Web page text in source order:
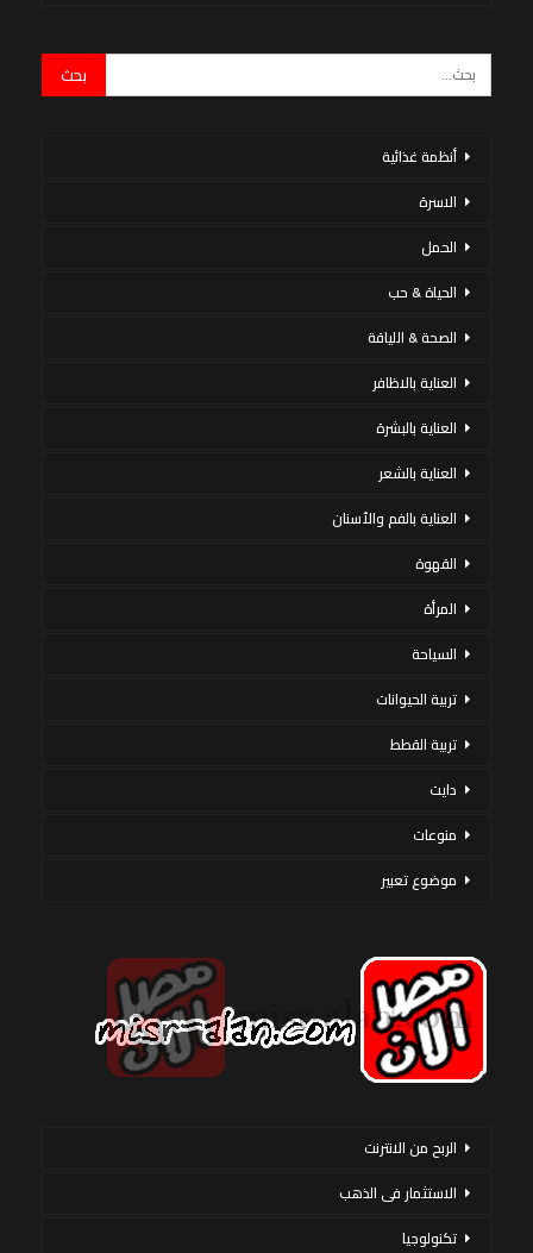
أنظمة غذائية
الاسرة
الحمل
الحياة & حب
الصحة & اللياقة
العناية بالاظافر
العناية بالبشرة
العناية بالشعر
العناية بالفم والأسنان
القهوة
المرأة
السياحة
تربية الحيوانات
تربية القطط
دايت
منوعات
موضوع تعبير
الربح من الانترنت
الاستثمار فى الذهب
تكنولوجيا